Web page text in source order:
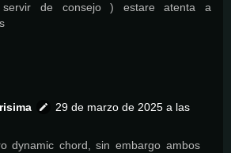
de consejo ) estare atenta a
29 de marzo de 2025 a las
dynamic chord, sin embargo ambos